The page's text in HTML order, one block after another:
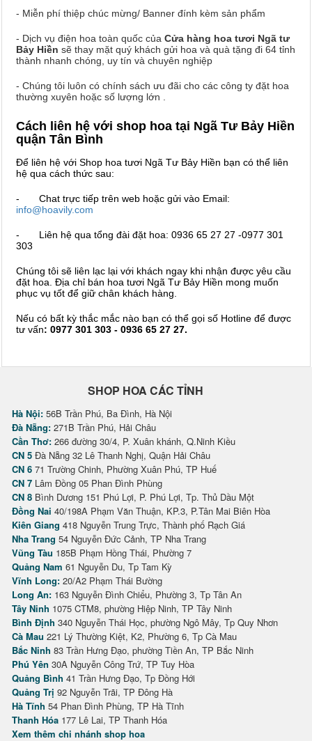
- Miễn phí thiệp chúc mừng/ Banner đính kèm sản phẩm
- Dịch vụ điện hoa toàn quốc của Cửa hàng hoa tươi Ngã tư
Bảy Hiền sẽ thay mặt quý khách gửi hoa và quà tặng đi 64 tỉnh
thành nhanh chóng, uy tín và chuyên nghiệp
- Chúng tôi luôn có chính sách ưu đãi cho các công ty đặt hoa
thường xuyên hoặc số lượng lớn .
Cách liên hệ với shop hoa tại Ngã Tư Bảy Hiền
quận Tân Bình
Để liên hệ với Shop hoa tươi Ngã Tư Bảy Hiền bạn có thể liên
hệ qua cách thức sau:
- Chat trực tiếp trên web hoặc gửi vào Email:
info@hoavily.com
- Liên hệ qua tổng đài đặt hoa: 0936 65 27 27 -0977 301
303
Chúng tôi sẽ liên lạc lại với khách ngay khi nhận được yêu cầu
đặt hoa. Địa chỉ bán hoa tươi Ngã Tư Bảy Hiền mong muốn
phục vụ tốt để giữ chân khách hàng.
Nếu có bất kỳ thắc mắc nào bạn có thể gọi số Hotline để được
tư vấn: 0977 301 303 - 0936 65 27 27.
SHOP HOA CÁC TỈNH
Hà Nội: 56B Trần Phú, Ba Đình, Hà Nội
Đà Nẵng: 271B Trần Phú, Hải Châu
Cần Thơ: 266 đường 30/4, P. Xuân khánh, Q.Ninh Kiều
CN 5 Đà Nẵng 32 Lê Thanh Nghị, Quận Hải Châu
CN 6 71 Trường Chinh, Phường Xuân Phú, TP Huế
CN 7 Lâm Đồng 05 Phan Đình Phùng
CN 8 Bình Dương 151 Phú Lợi, P. Phú Lợi, Tp. Thủ Dầu Một
Đồng Nai 40/198A Phạm Văn Thuận, KP.3, P.Tân Mai Biên Hòa
Kiên Giang 418 Nguyễn Trung Trực, Thành phố Rạch Giá
Nha Trang 54 Nguyễn Đức Cảnh, TP Nha Trang
Vũng Tàu 185B Phạm Hồng Thái, Phường 7
Quảng Nam 61 Nguyễn Du, Tp Tam Kỳ
Vĩnh Long: 20/A2 Phạm Thái Bường
Long An: 163 Nguyễn Đình Chiểu, Phường 3, Tp Tân An
Tây Ninh 1075 CTM8, phường Hiệp Ninh, TP Tây Ninh
Bình Định 340 Nguyễn Thái Học, phường Ngô Mây, Tp Quy Nhơn
Cà Mau 221 Lý Thường Kiệt, K2, Phường 6, Tp Cà Mau
Bắc Ninh 83 Trần Hưng Đạo, phường Tiền An, TP Bắc Ninh
Phú Yên 30A Nguyễn Công Trứ, TP Tuy Hòa
Quảng Bình 41 Trần Hưng Đạo, Tp Đồng Hới
Quảng Trị 92 Nguyễn Trãi, TP Đông Hà
Hà Tĩnh 54 Phan Đình Phùng, TP Hà Tĩnh
Thanh Hóa 177 Lê Lai, TP Thanh Hóa
Xem thêm chi nhánh shop hoa